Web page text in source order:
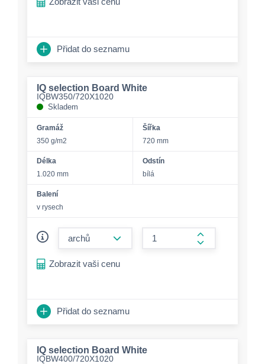
Přidat do seznamu
IQ selection Board White
IQBW350/720X1020
Skladem
Gramáž
350 g/m2
Šířka
720 mm
Délka
1.020 mm
Odstín
bílá
Balení
v rysech
form.increase-
Zobrazit vaši cenu
Přidat do seznamu
IQ selection Board White
IQBW400/720X1020